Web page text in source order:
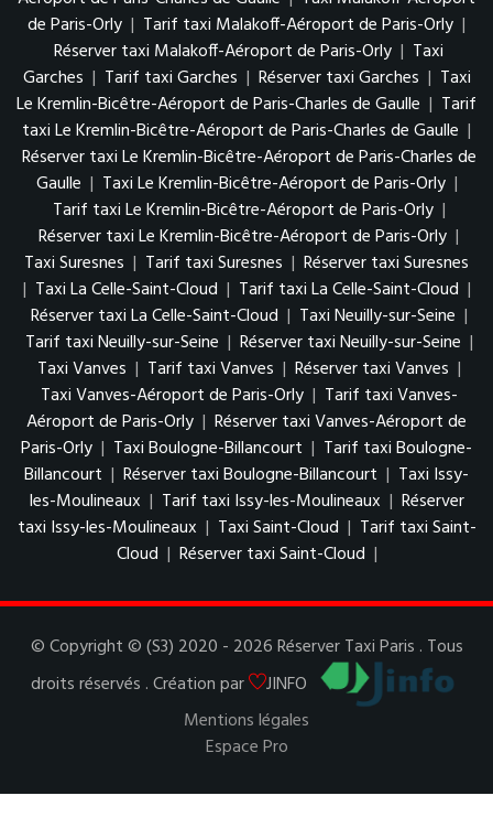
de Paris-Orly | Tarif taxi Malakoff-Aéroport de Paris-Orly |
Réserver taxi Malakoff-Aéroport de Paris-Orly | Taxi
Garches | Tarif taxi Garches | Réserver taxi Garches | Taxi
Le Kremlin-Bicêtre-Aéroport de Paris-Charles de Gaulle | Tarif
taxi Le Kremlin-Bicêtre-Aéroport de Paris-Charles de Gaulle |
Réserver taxi Le Kremlin-Bicêtre-Aéroport de Paris-Charles de
Gaulle | Taxi Le Kremlin-Bicêtre-Aéroport de Paris-Orly |
Tarif taxi Le Kremlin-Bicêtre-Aéroport de Paris-Orly |
Réserver taxi Le Kremlin-Bicêtre-Aéroport de Paris-Orly |
Taxi Suresnes | Tarif taxi Suresnes | Réserver taxi Suresnes
| Taxi La Celle-Saint-Cloud | Tarif taxi La Celle-Saint-Cloud |
Réserver taxi La Celle-Saint-Cloud | Taxi Neuilly-sur-Seine |
Tarif taxi Neuilly-sur-Seine | Réserver taxi Neuilly-sur-Seine |
Taxi Vanves | Tarif taxi Vanves | Réserver taxi Vanves |
Taxi Vanves-Aéroport de Paris-Orly | Tarif taxi Vanves-
Aéroport de Paris-Orly | Réserver taxi Vanves-Aéroport de
Paris-Orly | Taxi Boulogne-Billancourt | Tarif taxi Boulogne-
Billancourt | Réserver taxi Boulogne-Billancourt | Taxi Issy-
les-Moulineaux | Tarif taxi Issy-les-Moulineaux | Réserver
taxi Issy-les-Moulineaux | Taxi Saint-Cloud | Tarif taxi Saint-
Cloud | Réserver taxi Saint-Cloud |
© Copyright © (S3) 2020 - 2026 Réserver Taxi Paris . Tous
droits réservés . Création par
JINFO
Mentions légales
Espace Pro